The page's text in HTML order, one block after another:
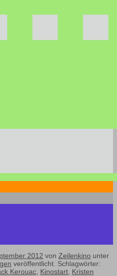
2012 von Zeilenkino unter
veröffentlicht. Schlagwörter:
Kerouac Kinostart Kristen